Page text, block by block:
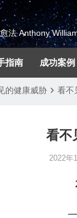
法 Anthony
指南 成功案例
的健康威胁 看不
看不
2022年